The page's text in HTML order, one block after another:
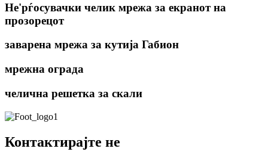
Не'рѓосувачки челик мрежа за екранот на
прозорецот
заварена мрежа за кутија Габион
мрежна ограда
челична решетка за скали
Контактирајте не